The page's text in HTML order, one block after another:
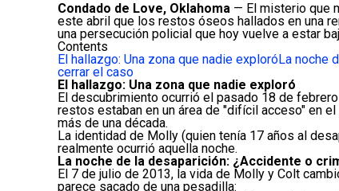
Condado de Love, Oklahoma — El misterio que
este abril que los restos óseos hallados en una
una persecución policial que hoy vuelve a estar
Contents
El hallazgo: Una zona que nadie exploróLa noche
cerrar el caso
El hallazgo: Una zona que nadie exploró
El descubrimiento ocurrió el pasado 18 de
restos estaban en un área de "difícil acceso" en
más de una década.
La identidad de Molly (quien tenía 17 años al
realmente ocurrió aquella noche.
La noche de la desaparición: ¿Accidente o
El 7 de julio de 2013, la vida de Molly y Colt
parece sacado de una pesadilla: